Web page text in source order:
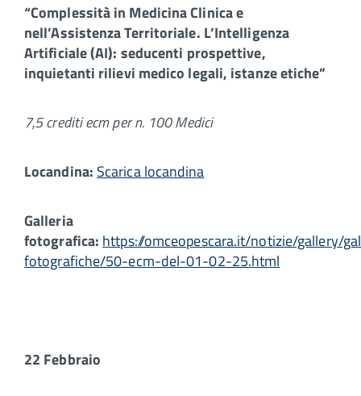
“Complessità in Medicina Clinica e
nell’Assistenza Territoriale. L’Intelligenza
Artificiale (AI): seducenti prospettive,
inquietanti rilievi medico legali, istanze etiche”
7,5 crediti ecm per n. 100 Medici
Locandina: Scarica locandina
Galleria
fotografica: https://omceopescara.it/notizie/gallery/
fotografiche/50-ecm-del-01-02-25.html
22 Febbraio